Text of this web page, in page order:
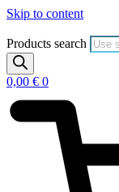
Skip to content
Products search
0,00 € 0